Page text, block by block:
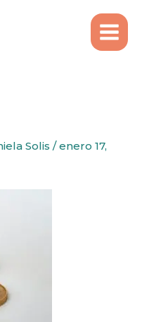
Portugal?
Solis /enero 17,